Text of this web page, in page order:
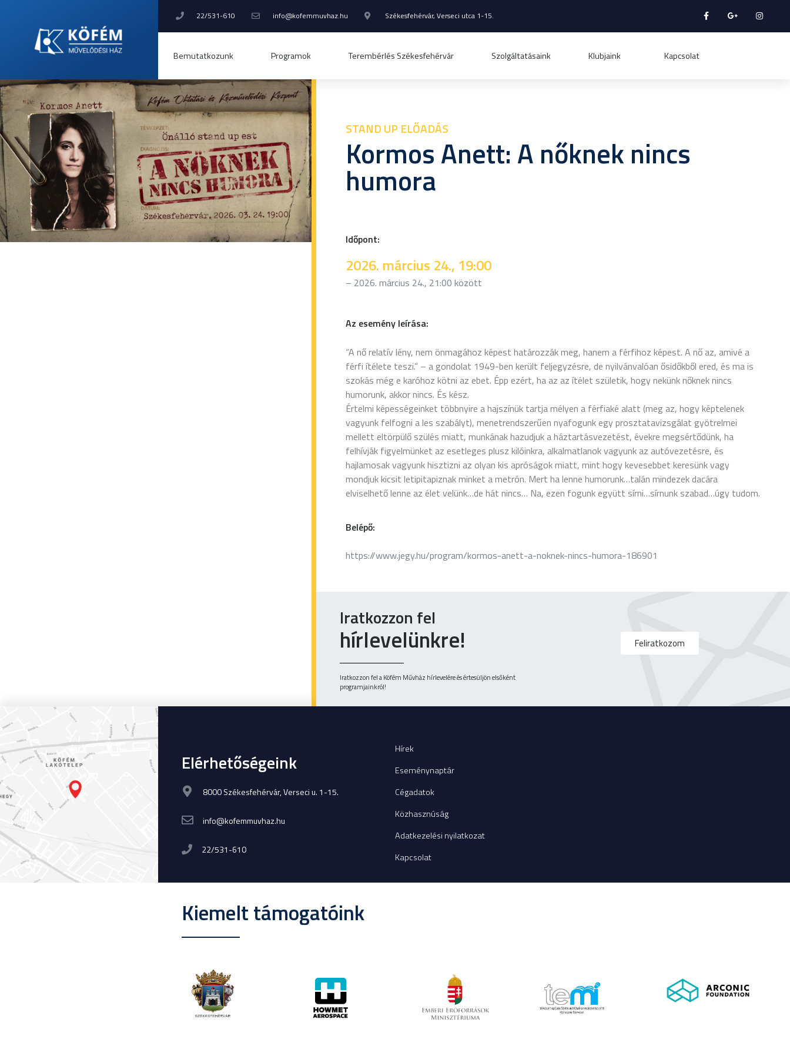
22/531-610 info@kofemmuvhaz.hu Székesfehérvár, Verseci utca 1-15.
Bemutatkozunk Programok Terembérlés Székesfehérvár Szolgáltatásaink Klubjaink Kapcsolat
STAND UP ELŐADÁS
Kormos Anett: A nőknek nincs
humora
Időpont:
2026. március 24., 19:00
– 2026. március 24., 21:00 között
Az esemény leírása:
“A nő relatív lény, nem önmagához képest határozzák meg, hanem a férfihoz képest. A nő az, amivé a
férfi ítélete teszi.” – a gondolat 1949-ben került feljegyzésre, de nyilvánvalóan ősidőkből ered, és ma is
szokás még e karóhoz kötni az ebet. Épp ezért, ha az az ítélet születik, hogy nekünk nőknek nincs
humorunk, akkor nincs. És kész.
Értelmi képességeinket többnyire a hajszínük tartja mélyen a férfiaké alatt (meg az, hogy képtelenek
vagyunk felfogni a les szabályt), menetrendszerűen nyafogunk egy prosztatavizsgálat gyötrelmei
mellett eltörpülő szülés miatt, munkának hazudjuk a háztartásvezetést, évekre megsértődünk, ha
felhívják figyelmünket az esetleges plusz kilóinkra, alkalmatlanok vagyunk az autóvezetésre, és
hajlamosak vagyunk hisztizni az olyan kis apróságok miatt, mint hogy kevesebbet keresünk vagy
mondjuk kicsit letipitapiznak minket a metrón. Mert ha lenne humorunk…talán mindezek dacára
elviselhető lenne az élet velünk…de hát nincs… Na, ezen fogunk együtt sírni…sírnunk szabad…úgy tudom.
Belépő:
https://www.jegy.hu/program/kormos-anett-a-noknek-nincs-humora-186901
Iratkozzon fel
hírlevelünkre!
Iratkozzon fel a Köfém Művház hírlevelére és értesüljön elsőként
programjainkról!
Feliratkozom
Elérhetőségeink
8000 Székesfehérvár, Verseci u. 1-15.
info@kofemmuvhaz.hu
22/531-610
Hírek
Eseménynaptár
Cégadatok
Közhasznúság
Adatkezelési nyilatkozat
Kapcsolat
Kiemelt támogatóink